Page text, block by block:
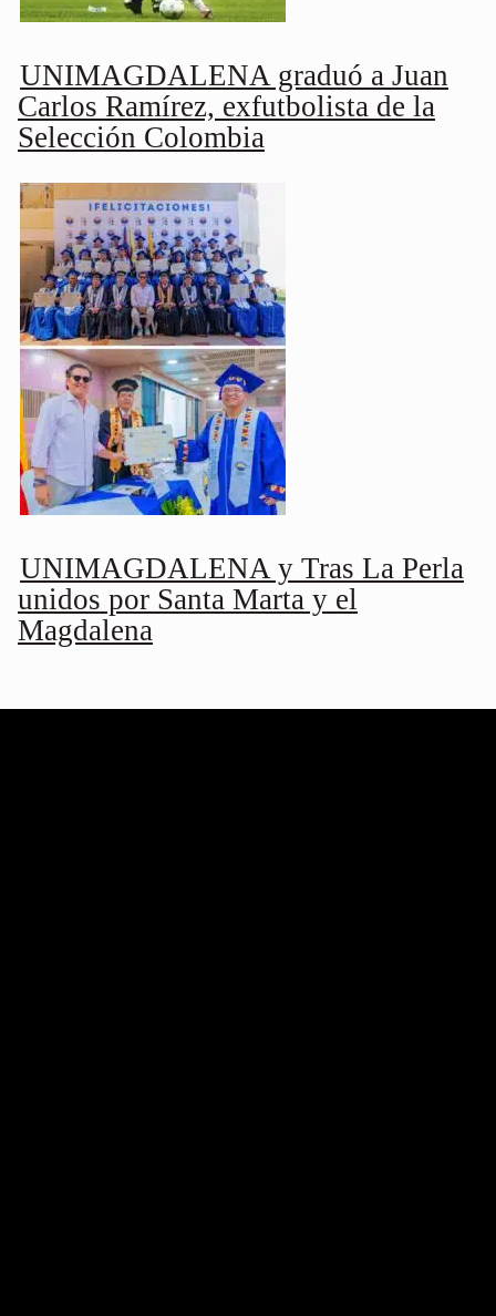
UNIMAGDALENA graduó a Juan
Carlos Ramírez, exfutbolista de la
Selección Colombia
UNIMAGDALENA y Tras La Perla
unidos por Santa Marta y el
Magdalena